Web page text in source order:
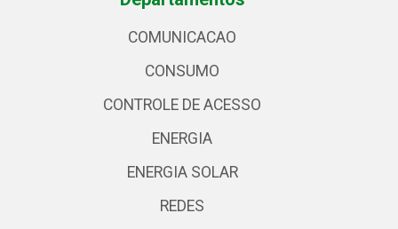
COMUNICACAO
CONSUMO
CONTROLE DE ACESSO
ENERGIA
ENERGIA SOLAR
REDES